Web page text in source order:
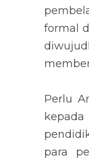
formal
Perlu
para